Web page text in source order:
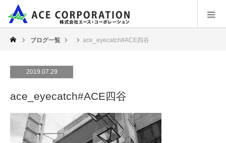
ブログ一覧 ace_eyecatch#ACE四谷
2019.07.29
ace_eyecatch#ACE四谷